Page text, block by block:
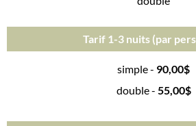
Tarif 1-3 nuits (par
simple - 90,00$
double - 55,00$